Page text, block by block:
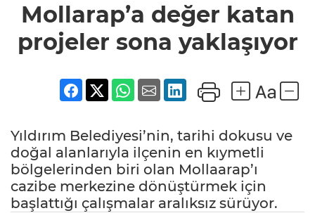
projeler
sona
Mollarap’a değer katan
projeler sona yaklaşıyor
Yıldırım Belediyesi’nin, tarihi dokusu ve
doğal alanlarıyla ilçenin en kıymetli
bölgelerinden biri olan Mollaarap’ı
cazibe merkezine dönüştürmek için
başlattığı çalışmalar aralıksız sürüyor.